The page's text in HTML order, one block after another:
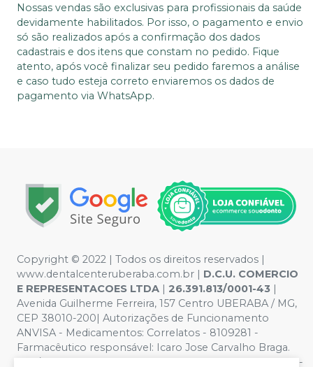
Nossas vendas são exclusivas para profissionais da saúde
devidamente habilitados. Por isso, o pagamento e envio
só são realizados após a confirmação dos dados
cadastrais e dos itens que constam no pedido. Fique
atento, após você finalizar seu pedido faremos a análise
e caso tudo esteja correto enviaremos os dados de
pagamento via WhatsApp.
Copyright © 2022 | Todos os direitos reservados |
www.dentalcenteruberaba.com.br | D.C.U. COMERCIO
E REPRESENTACOES LTDA | 26.391.813/0001-43 |
Avenida Guilherme Ferreira, 157 Centro UBERABA / MG,
CEP 38010-200| Autorizações de Funcionamento
ANVISA - Medicamentos: Correlatos - 8109281 -
Farmacêutico responsável: Icaro Jose Carvalho Braga.
CRF/MG nº 53.000 | Política de Privacidade e Segurança -